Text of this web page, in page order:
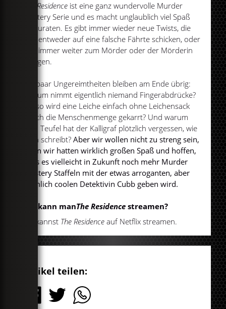
The Residence ist eine ganz wundervolle Murder
Mystery Serie und es macht unglaublich viel Spaß
mitzuraten. Es gibt immer wieder neue Twists, die
uns entweder auf eine falsche Fährte schicken, oder
uns immer weiter zum Mörder oder der Mörderin
bringen.
Ein paar Ungereimtheiten bleiben am Ende übrig:
Warum nimmt eigentlich niemand Fingerabdrücke?
Wieso wird eine Leiche einfach ohne Leichensack
durch die Menschenmenge gekarrt? Und warum
zum Teufel hat der Kalligraf plötzlich vergessen, wie
man schreibt? Aber wir wollen nicht zu streng sein,
denn wir hatten wirklich großen Spaß und hoffen,
dass es vielleicht in Zukunft noch mehr Murder
Mystery Staffeln mit der etwas arroganten, aber
ziemlich coolen Detektivin Cubb geben wird.
Wo kann manThe Residence streamen?
Du kannst The Residence auf Netflix streamen.
Artikel teilen: